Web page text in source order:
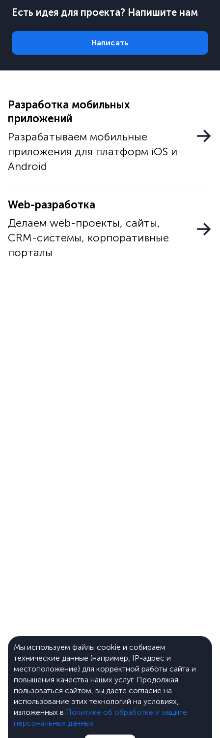
Есть идея для проекта? Напишите нам
Написать
Разработка мобильных
приложений
Разрабатываем мобильные
приложения для платформ iOS и
Android
Web-разработка
Делаем web-проекты, сайты,
CRM-системы, корпоративные
порталы
Мы используем файлы cookie и собираем
технические данные (например, IP-адрес и
местоположение) для корректной работы сайта и
повышения качества наших услуг. Продолжая
пользоваться сайтом, вы даете согласие на
использование этих технологий на условиях,
изложенных в Политике об обработке и защите
персональных данных